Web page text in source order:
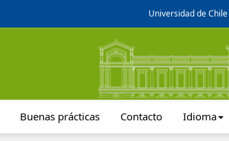
Universidad de Chile
Buenas prácticas Contacto Idioma